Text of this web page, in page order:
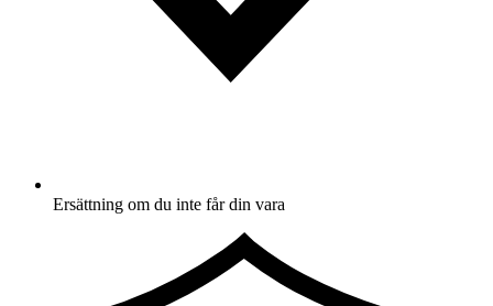
Ersättning om du inte får din vara